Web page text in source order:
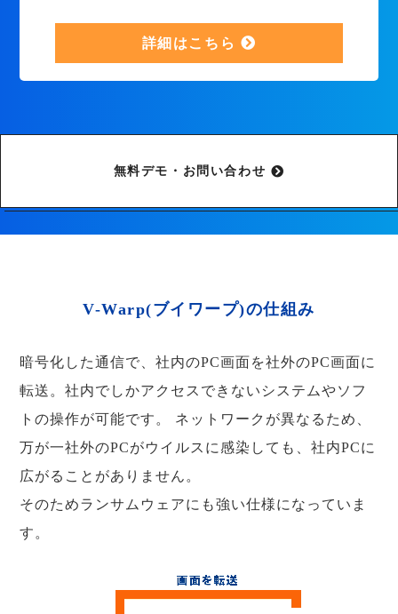
詳細はこちら
無料デモ・お問い合わせ
V-Warp(ブイワープ)の仕組み
暗号化した通信で、社内のPC画面を社外のPC画面に
転送。社内でしかアクセスできないシステムやソフ
トの操作が可能です。
ネットワークが異なるため、
万が一社外のPCがウイルスに感染しても、社内PCに
広がることがありません。
そのためランサムウェアにも強い仕様になっていま
す。